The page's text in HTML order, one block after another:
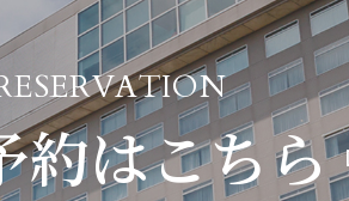
約はこちら